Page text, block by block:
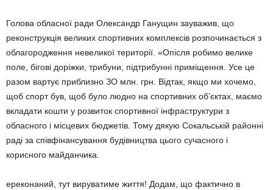
Голова обласної ради Олександр Ганущин зауважив, що
реконструкція великих спортивних комплексів розпочинається з
облагородження невеликої території. «Опісля робимо велике
поле, бігові доріжки, трибуни, підтрибунні приміщення. Усе це
разом вартує приблизно ЗО млн. грн. Відтак, якщо ми хочемо,
щоб спорт був, щоб було людно на спортивних об’єктах, маємо
вкладати кошти у розвиток спортивної інфраструктури з
обласного і місцевих бюджетів. Тому дякую Сокальській районні
раді за співфінансування будівництва цього сучасного і
корисного майданчика.
ереконаний, тут вируватиме життя! Додам, що фактично в